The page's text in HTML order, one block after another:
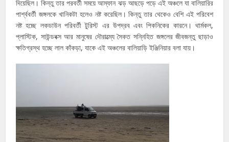
দিয়েছিল। কিন্তু তার পরবর্তী সময়ে আম্ফান ঝড় আছড়ে পড়ে এই অঞ্চলে যা বালিয়ারির
পার্শ্ববর্তী জঙ্গলকে খানিকটা হলেও নষ্ট করেছিল। কিন্তু তার থেকেও বেশি এই পরিবেশ
নষ্ট হচ্ছে লকডাউন পরিবর্তী টুরিস্ট এর উপদ্রব এবং পিকনিকের কারনে। থার্মকল,
প্লাস্টিক, সাউন্ডবক্স আর মানুষের দৌরাত্ম্যে সৈকত সন্নিহিত জঙ্গলের জীবজন্তু ছাড়াও
ক্ষতিগ্রস্থ হচ্ছে লাল কাঁকড়া, যাকে এই অঞ্চলের বালিয়াড়ি ইঞ্জিনিয়ার বলা যায়।